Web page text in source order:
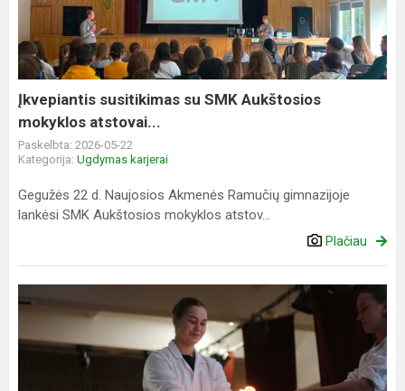
SMK
Aukštosios
mokyklos
atstovai...
Įkvepiantis susitikimas su SMK Aukštosios
mokyklos atstovai...
Paskelbta: 2026-05-22
Kategorija: Ugdymas karjerai
Gegužės 22 d. Naujosios Akmenės Ramučių gimnazijoje
lankėsi SMK Aukštosios mokyklos atstov...
Plačiau
epochų
dvasioje